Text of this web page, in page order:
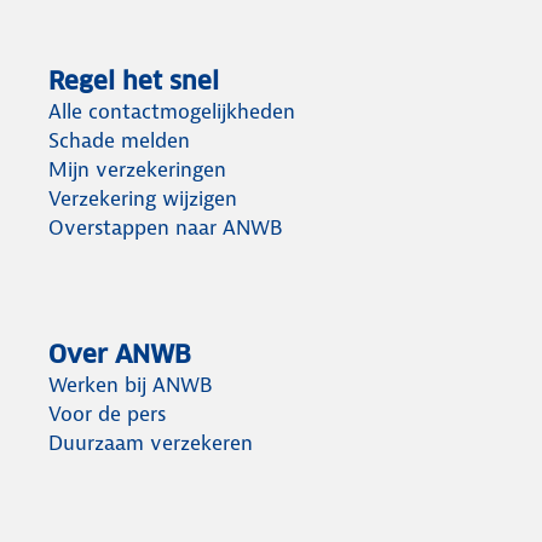
We
vertellen
je
alles
over
schadevrije
Bekijk
al
onze
bespaartips.
Regel het snel
Alle contactmogelijkheden
Schade melden
Mijn verzekeringen
Verzekering wijzigen
Overstappen naar ANWB
Over ANWB
Werken bij ANWB
Voor de pers
Duurzaam verzekeren